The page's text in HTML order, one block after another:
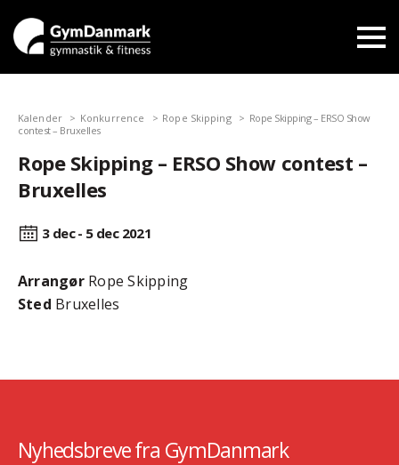
Kalender Konkurrence Rope Skipping
Rope Skipping – ERSO Show
contest – Bruxelles
Rope Skipping – ERSO Show contest –
Bruxelles
3 dec - 5 dec 2021
ArrangørRope Skipping
Sted Bruxelles
Nyhedsbreve fra GymDanmark